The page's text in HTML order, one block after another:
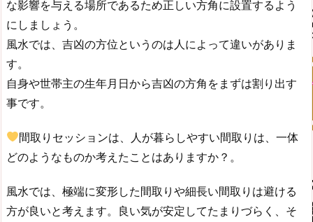
な影響を与える場所であるため正しい方角に設置するよう
にしましょう。
風水では、吉凶の方位というのは人によって違いがありま
す。
自身や世帯主の生年月日から吉凶の方角をまずは割り出す
事です。
間取りセッションは、
人が暮らしやすい間取りは、一体
どのようなものか考えたことはありますか？。
風水では、極端に変形した間取りや細長い間取りは避ける
方が良いと考えます。良い気が安定してたまりづらく、そ